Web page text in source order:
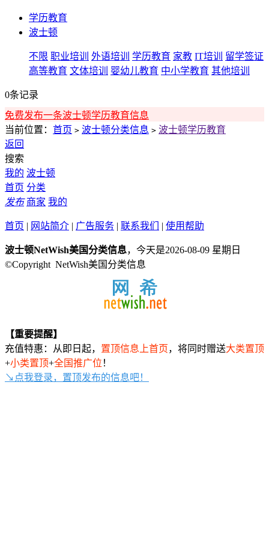
学历教育
波士顿
不限 职业培训 外语培训 学历教育 家教 IT培训
留学签证
高等教育 文体培训 婴幼儿教育 中小学教育 其他培训
0条记录
免费发布一条波士顿学历教育信息
当前位置： 首页 > 波士顿分类信息 > 波士顿学历教育
返回
搜索
我的 波士顿
首页 分类
发布 商家 我的
首页 | 网站简介 | 广告服务 | 联系我们 | 使用帮助
波士顿NetWish美国分类信息，今天是2026-08-09 星期日
©Copyright NetWish美国分类信息
【重要提醒】
充值特惠：从即日起， 置顶信息上首页，将同时赠送大类置顶
+小类置顶+全国推广位 ！
↘点我登录，置顶发布的信息吧！